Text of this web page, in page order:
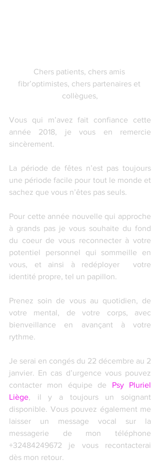
Chers patients, chers amis
fibr’optimistes, chers partenaires et
collègues,
Vous qui m’avez fait confiance cette
année 2018, je vous en remercie
sincèrement.
La période de fêtes n’est pas toujours
une période facile pour tout le monde et
sachez que vous n’êtes pas seuls.
Pour cette année nouvelle qui approche
à grands pas je vous souhaite du fond
du coeur de vous reconnecter à votre
potentiel personnel qui sommeille en
vous, et ainsi à redéployer  votre
identité propre, tel un papillon.
Prenez soin de vous au quotidien, de
votre mental, de votre corps, avec
bienveillance en avançant à votre
rythme.
Je serai en congés du 22 décembre au 2
janvier. En cas d’urgence vous pouvez
contacter mon équipe de Psy Pluriel
Liège, il y a toujours un soignant
disponible. Vous pouvez également me
laisser un message vocal sur la
messagerie de mon téléphone
+32484249672 je vous recontacterai
dès mon retour.